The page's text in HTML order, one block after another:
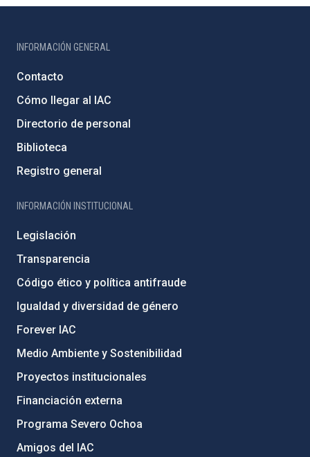
INFORMACIÓN GENERAL
Contacto
Cómo llegar al IAC
Directorio de personal
Biblioteca
Registro general
INFORMACIÓN INSTITUCIONAL
Legislación
Transparencia
Código ético y política antifraude
Igualdad y diversidad de género
Forever IAC
Medio Ambiente y Sostenibilidad
Proyectos institucionales
Financiación externa
Programa Severo Ochoa
Amigos del IAC